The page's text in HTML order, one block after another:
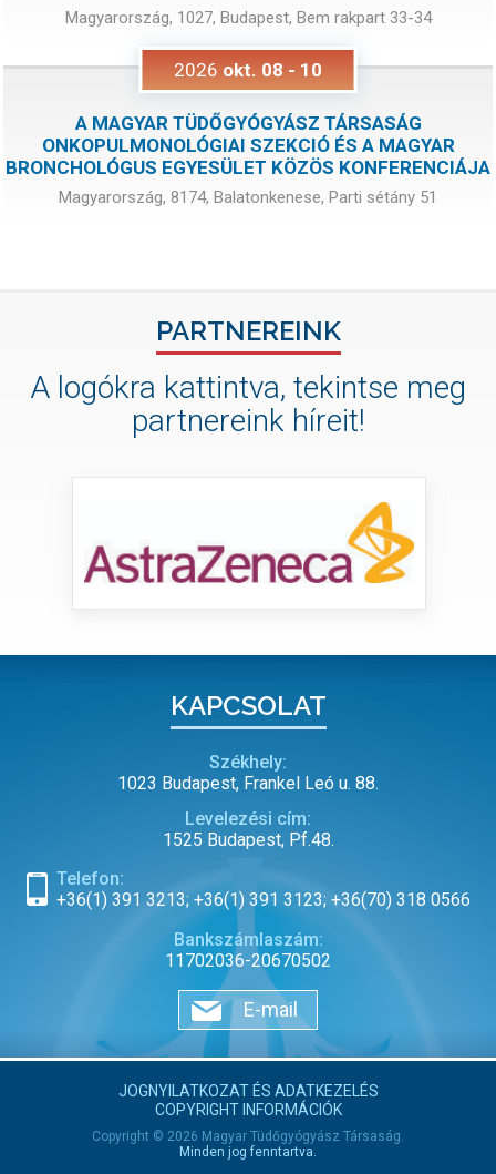
Magyarország, 1027, Budapest, Bem rakpart 33-34
2026 okt. 08 - 10
A MAGYAR TÜDŐGYÓGYÁSZ TÁRSASÁG
ONKOPULMONOLÓGIAI SZEKCIÓ ÉS A MAGYAR
BRONCHOLÓGUS EGYESÜLET KÖZÖS KONFERENCIÁJA
Magyarország, 8174, Balatonkenese, Parti sétány 51
PARTNEREINK
A logókra kattintva, tekintse meg
partnereink híreit!
KAPCSOLAT
Székhely:
1023 Budapest, Frankel Leó u. 88.
Levelezési cím:
1525 Budapest, Pf.48.
Telefon:
+36(1) 391 3213; +36(1) 391 3123; +36(70) 318 0566
Bankszámlaszám:
11702036-20670502
E-mail
JOGNYILATKOZAT ÉS ADATKEZELÉS
COPYRIGHT INFORMÁCIÓK
Copyright © 2026 Magyar Tüdőgyógyász Társaság.
Minden jog fenntartva.